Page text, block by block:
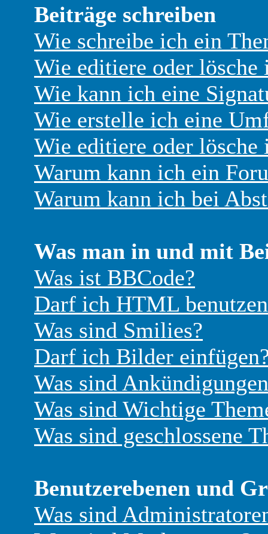
Beiträge schreiben
Wie schreibe ich ein
Wie editiere oder lösche
Wie kann ich eine
Wie erstelle ich eine
Wie editiere oder lösche
Warum kann ich ein
Warum kann ich bei
Was man in und mit
Was ist BBCode?
Darf ich HTML
Was sind Smilies?
Darf ich Bilder
Was sind
Was sind Wichtige
Was sind geschlossene
Benutzerebenen und
Was sind